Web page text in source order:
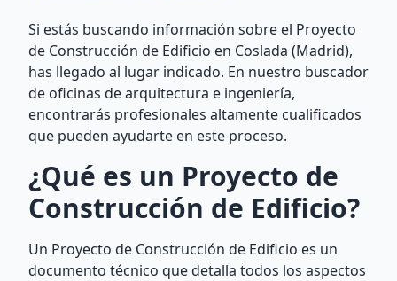
Si estás buscando información sobre el Proyecto
de Construcción de Edificio en Coslada (Madrid),
has llegado al lugar indicado. En nuestro buscador
de oficinas de arquitectura e ingeniería,
encontrarás profesionales altamente cualificados
que pueden ayudarte en este proceso.
¿Qué es un Proyecto de
Construcción de Edificio?
Un Proyecto de Construcción de Edificio es un
documento técnico que detalla todos los aspectos